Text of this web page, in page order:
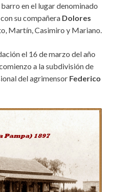
en el lugar denominado
su compañera Dolores
Martín, Casimiro y Mariano.
el 16 de marzo del año
a la subdivisión de
del agrimensor Federico